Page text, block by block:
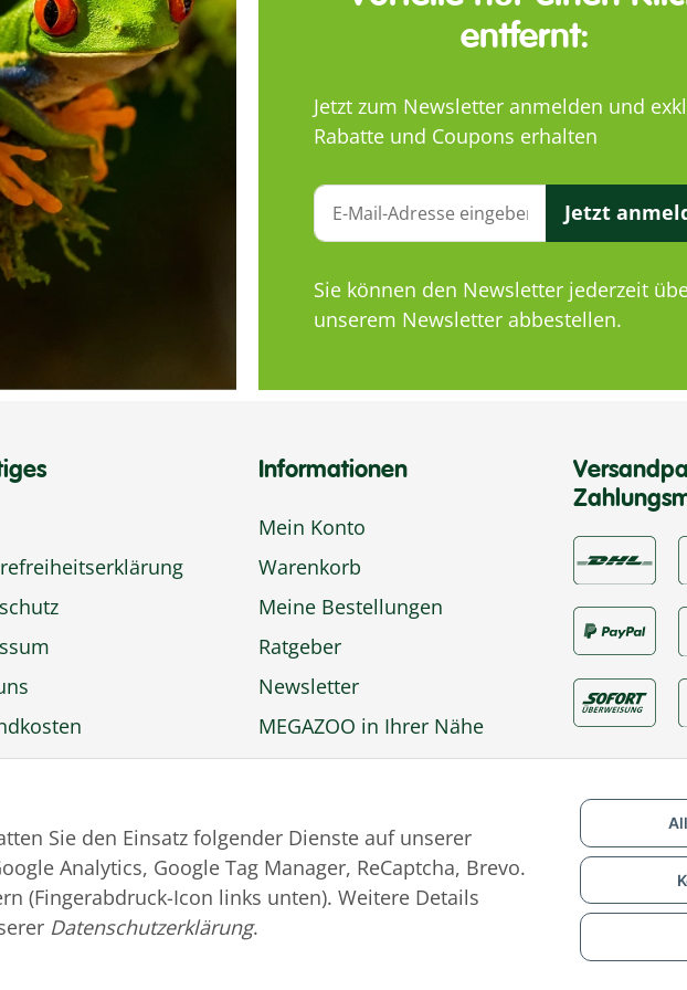
Sie den Einsatz folgender Dienste auf unserer
Analytics, Google Tag Manager, ReCaptcha, Brevo.
(Fingerabdruck-Icon links unten). Weitere Details
Datenschutzerklärung.
entfernt:
Jetzt zum Newsletter anmelden und
Rabatte und Coupons erhalten
Jetzt
Sie können den Newsletter jederzeit
unserem Newsletter abbestellen.
widerrufen
Informationen
Mein Konto
Warenkorb
Meine Bestellungen
Ratgeber
Newsletter
MEGAZOO in Ihrer Nähe
Zu MEGAZOO-nord.de
© MEGAZOO Alpha GmbH